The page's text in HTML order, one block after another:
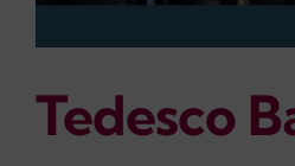
Tedesco